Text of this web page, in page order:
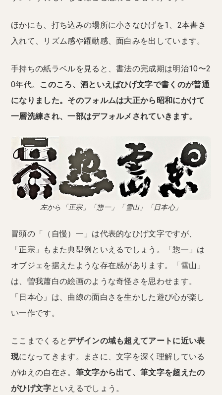
ほかにも、打ち込みの場所に小さなひげを1、2本書き
入れて、リズム感や躍動感、面白みを出しています。
手持ちの紙ラベルを見ると、書法の完成期は明治10〜2
0年代。 このころ、酒といえばひげ文字で書くのが普通
になりました。そのフォルムは大正から昭和にかけて
一層洗練され、一部はデフォルメされていきます。
左から「正宗」「惣一」「雪山」「日本心」
冒頭の「（自慢）一」は代表的なひげ文字ですが、
「正宗」もまた典型例といえるでしょう。「惣一」は
オブジェを据えたような存在感があります。「雪山」
は、曽我蕭白の絵画のような奇怪さを思わせます。
「日本心」は、曲線の面白さを生かした遊び心が楽し
い一作です。
ここまでくると デザインの域も超えてアートに近い表
現になってきます。まさに、文字を深く理解している
がゆえの自在さ。 筆文字から出て、筆文字を超えたの
がひげ文字といえるでしょう。